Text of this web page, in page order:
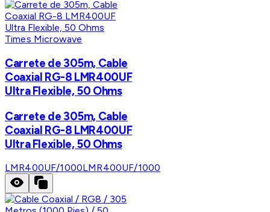
Times Microwave
Carrete de 305m, Cable
Coaxial RG-8 LMR400UF
Ultra Flexible, 50 Ohms
Carrete de 305m, Cable
Coaxial RG-8 LMR400UF
Ultra Flexible, 50 Ohms
LMR400UF/1000LMR400UF/1000